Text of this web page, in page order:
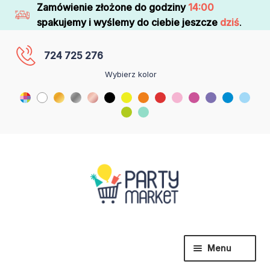
Zamówienie złożone do godziny 14:00
spakujemy i wyślemy do ciebie jeszcze dziś.
724 725 276
Wybierz kolor
Menu